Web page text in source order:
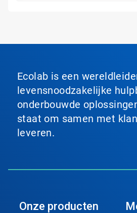
Ecolab is een
levensnoodzakelijke
onderbouwde
staat om samen met
leveren.
Onze producten